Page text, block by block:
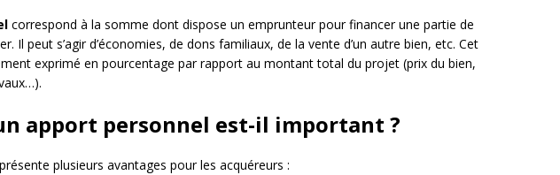
correspond à la somme dont dispose un emprunteur pour financer une partie de
Il peut s’agir d’économies, de dons familiaux, de la vente d’un autre bien, etc. Cet
exprimé en pourcentage par rapport au montant total du projet (prix du bien,
apport personnel est-il important ?
plusieurs avantages pour les acquéreurs :